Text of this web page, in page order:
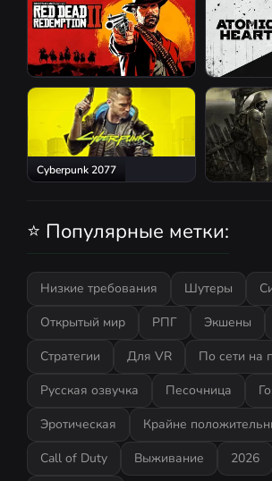
Red Dead Redemption 2 Atomic
Cyberpunk 2077
⭐ Популярные метки:
Низкие требования Шутеры
Открытый мир
РПГ Экшены
Стратегии
Для VR
По сети на
Русская озвучка
Песочница
Эротическая
Крайне
Call of Duty
Выживание 2026